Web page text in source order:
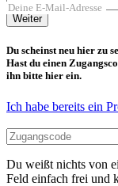
Deine E-Mail-Adresse
Weiter
Du scheinst neu hier zu
Hast du einen
ihn bitte hier ein.
Ich habe bereits ein
Du weißt nichts von
Feld einfach frei und